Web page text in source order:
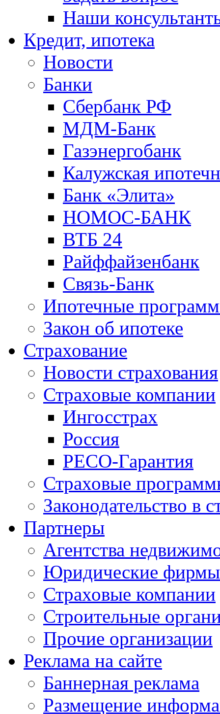
Наши
Кредит, ипотека
Новости
Банки
Сбербанк РФ
МДМ-Банк
Газэнергобанк
Калужская
Банк «Элита»
НОМОС-БАНК
ВТБ 24
Райффайзенбанк
Связь-Банк
Ипотечные
Закон об ипотеке
Страхование
Новости страхования
Страховые компании
Ингосстрах
Россия
РЕСО-Гарантия
Страховые
Законодательство в
Партнеры
Агентства
Юридические фирмы
Страховые компании
Строительные
Прочие организации
Реклама на сайте
Баннерная реклама
Размещение